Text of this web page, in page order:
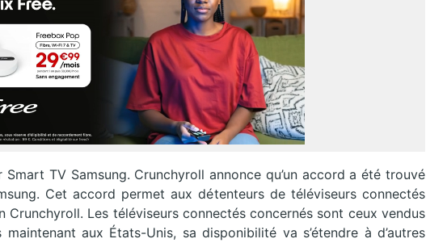
Smart TV Samsung. Crunchyroll annonce qu’un accord a été trouvé
Cet accord permet aux détenteurs de téléviseurs connectés
Crunchyroll. Les téléviseurs connectés concernés sont ceux vendus
aux États-Unis, sa disponibilité va s’étendre à d’autres